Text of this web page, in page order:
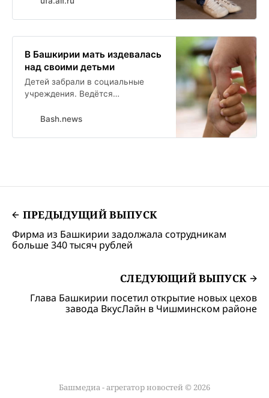
В Башкирии мать издевалась
над своими детьми
Детей забрали в социальные
учреждения. Ведётся
потребовала от полиции и
Bash.news
ПРЕДЫДУЩИЙ ВЫПУСК
Фирма из Башкирии задолжала сотрудникам
больше 340 тысяч рублей
СЛЕДУЮЩИЙ ВЫПУСК
Глава Башкирии посетил открытие новых цехов
завода ВкусЛайн в Чишминском районе
Башмедиа - агрегатор новостей © 2026